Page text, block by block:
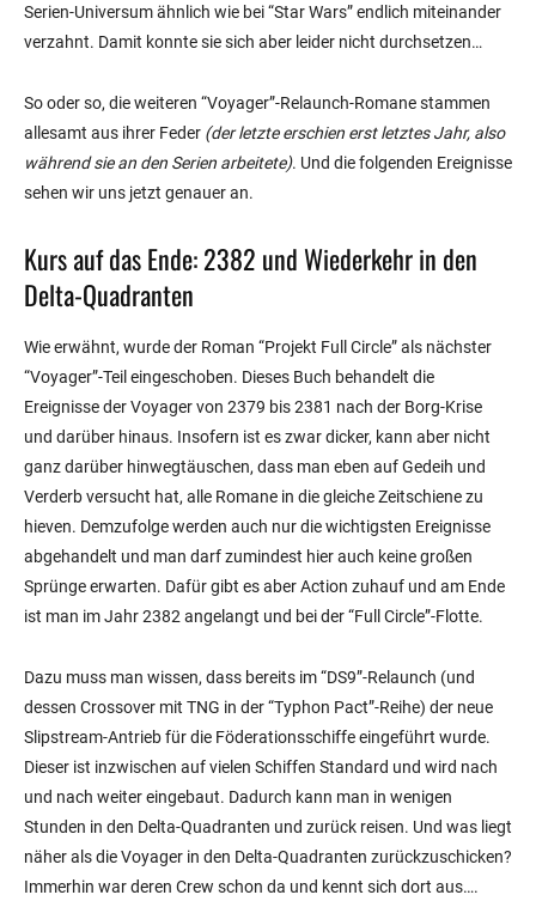
Serien-Universum ähnlich wie bei “Star Wars” endlich miteinander
verzahnt. Damit konnte sie sich aber leider nicht durchsetzen…
So oder so, die weiteren “Voyager”-Relaunch-Romane stammen
allesamt aus ihrer Feder (der letzte erschien erst letztes Jahr, also
während sie an den Serien arbeitete). Und die folgenden Ereignisse
sehen wir uns jetzt genauer an.
Kurs auf das Ende: 2382 und Wiederkehr in den
Delta-Quadranten
Wie erwähnt, wurde der Roman “Projekt Full Circle” als nächster
“Voyager”-Teil eingeschoben. Dieses Buch behandelt die
Ereignisse der Voyager von 2379 bis 2381 nach der Borg-Krise
und darüber hinaus. Insofern ist es zwar dicker, kann aber nicht
ganz darüber hinwegtäuschen, dass man eben auf Gedeih und
Verderb versucht hat, alle Romane in die gleiche Zeitschiene zu
hieven. Demzufolge werden auch nur die wichtigsten Ereignisse
abgehandelt und man darf zumindest hier auch keine großen
Sprünge erwarten. Dafür gibt es aber Action zuhauf und am Ende
ist man im Jahr 2382 angelangt und bei der “Full Circle”-Flotte.
Dazu muss man wissen, dass bereits im “DS9”-Relaunch (und
dessen Crossover mit TNG in der “Typhon Pact”-Reihe) der neue
Slipstream-Antrieb für die Föderationsschiffe eingeführt wurde.
Dieser ist inzwischen auf vielen Schiffen Standard und wird nach
und nach weiter eingebaut. Dadurch kann man in wenigen
Stunden in den Delta-Quadranten und zurück reisen. Und was liegt
näher als die Voyager in den Delta-Quadranten zurückzuschicken?
Immerhin war deren Crew schon da und kennt sich dort aus….